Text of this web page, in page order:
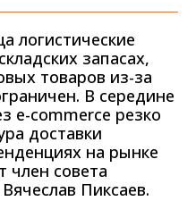
логистические
запасах,
товаров из-за
В середине
e-commerce резко
доставки
на рынке
член совета
Пиксаев.